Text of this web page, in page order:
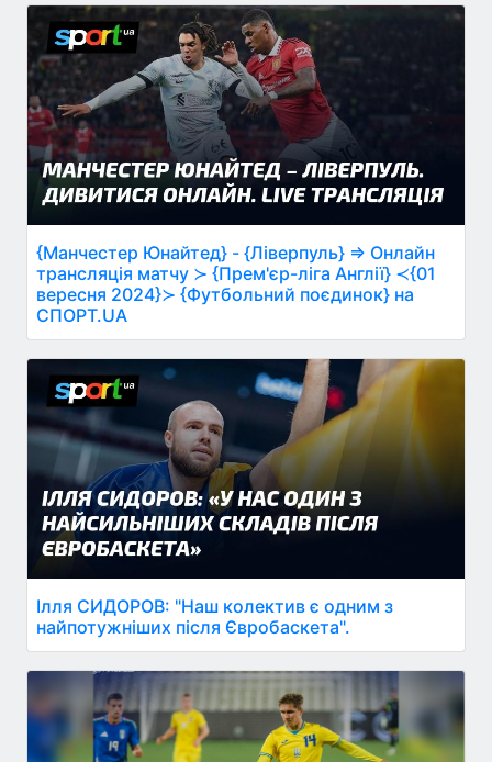
{Манчестер Юнайтед} - {Ліверпуль} ⇒ Онлайн
трансляція матчу ≻ {Прем'єр-ліга Англії} ≺{01
вересня 2024}≻ {Футбольний поєдинок} на
СПОРТ.UA
Ілля СИДОРОВ: "Наш колектив є одним з
найпотужніших після Євробаскета".